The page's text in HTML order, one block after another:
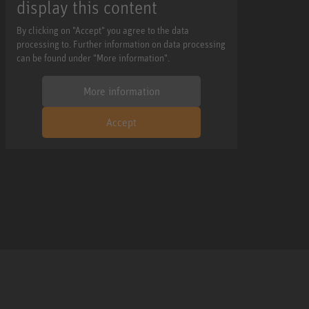
display this content
By clicking on "Accept" you agree to the data
processing to. Further information on data processing
can be found under "More information".
More information
Accept